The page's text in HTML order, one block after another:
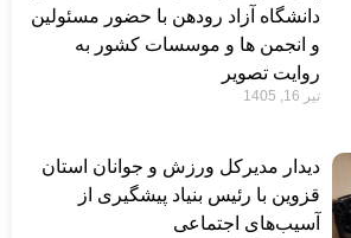
دانشگاه آزاد رودهن با حضور مسئولین
و انجمن ها و موسسات کشور به
روایت تصویر
تیر 16, 1405
دیدار مدیرکل ورزش و جوانان استان
قزوین با رئیس بنیاد پیشگیری از
آسیب‌های اجتماعی